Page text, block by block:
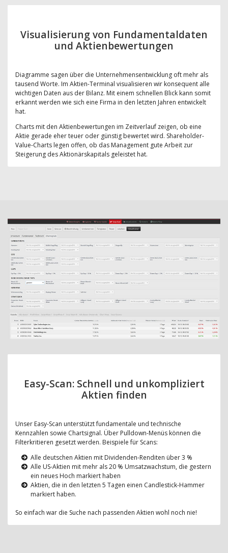
Visualisierung von Fundamentaldaten
und Aktienbewertungen
Diagramme sagen über die Unternehmensentwicklung oft mehr als
tausend Worte. Im Aktien-Terminal visualisieren wir konsequent alle
wichtigen Daten aus der Bilanz. Mit einem schnellen Blick kann somit
erkannt werden wie sich eine Firma in den letzten Jahren entwickelt
hat.
Charts mit den Aktienbewertungen im Zeitverlauf zeigen, ob eine
Aktie gerade eher teuer oder günstig bewertet wird. Shareholder-
Value-Charts legen offen, ob das Management gute Arbeit zur
Steigerung des Aktionärskapitals geleistet hat.
Easy-Scan: Schnell und unkompliziert
Aktien finden
Unser Easy-Scan unterstützt fundamentale und technische
Kennzahlen sowie Chartsignal. Über Pulldown-Menüs können die
Filterkritieren gesetzt werden. Beispiele für Scans:
Alle deutschen Aktien mit Dividenden-Renditen über 3 %
Alle US-Aktien mit mehr als 20 % Umsatzwachstum, die gestern
ein neues Hoch markiert haben
Aktien, die in den letzten 5 Tagen einen Candlestick-Hammer
markiert haben.
So einfach war die Suche nach passenden Aktien wohl noch nie!